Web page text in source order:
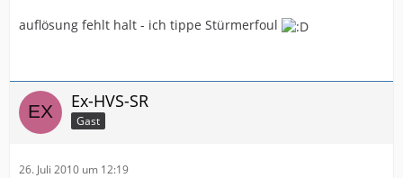
auflösung fehlt halt - ich tippe Stürmerfoul
Ex-HVS-SR
Gast
26. Juli 2010 um 12:19